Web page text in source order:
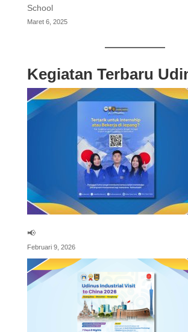
School
Maret 6, 2025
Kegiatan Terbaru
📢
Februari 9, 2026